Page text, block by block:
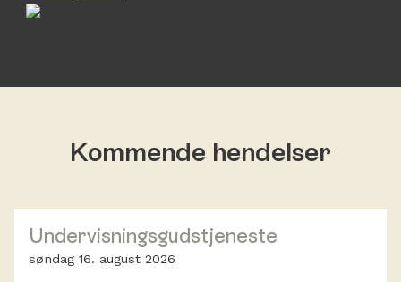
Kommende hendelser
Undervisningsgudstjeneste
søndag 16. august 2026